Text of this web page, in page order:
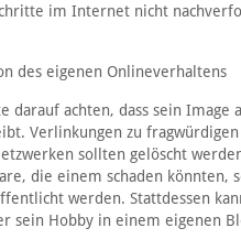
im Internet nicht
des eigenen Onlineverhaltens
darauf achten, dass sein Image
Verlinkungen zu fragwürdigen
sollten gelöscht
die einem schaden könnten,
werden. Stattdessen
sein Hobby in einem eigenen